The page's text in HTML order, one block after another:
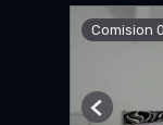
Comision
Previous